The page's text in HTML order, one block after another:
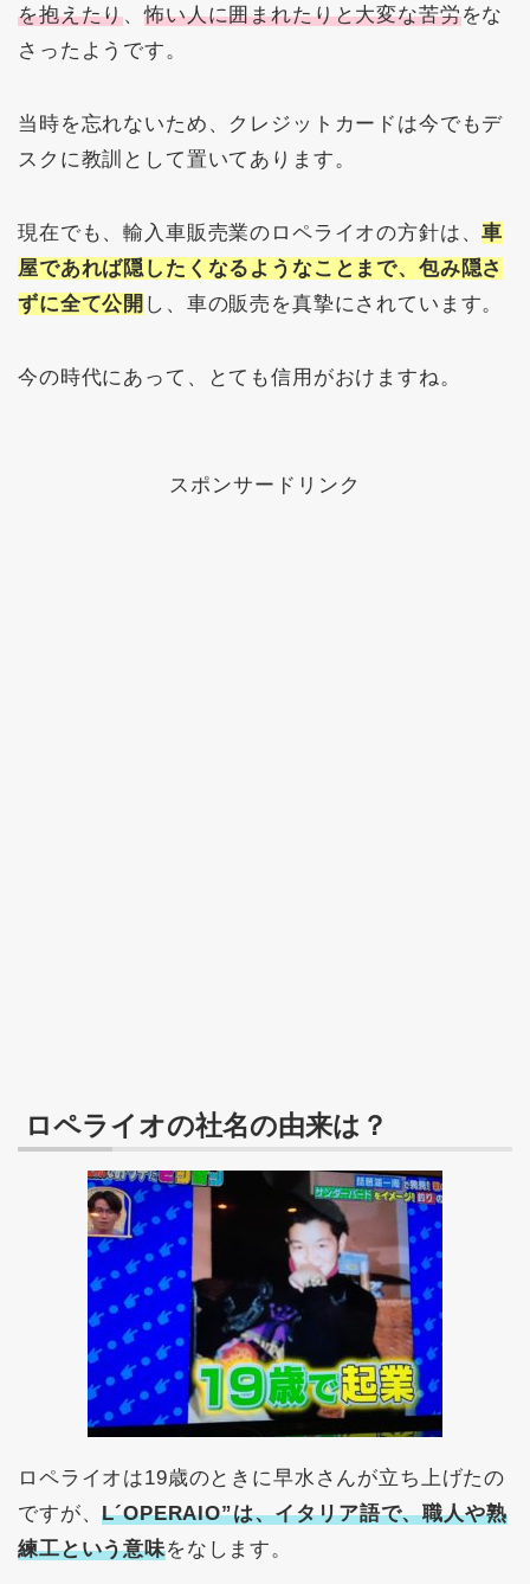
を抱えたり、怖い人に囲まれたりと大変な苦労をな
さったようです。
当時を忘れないため、クレジットカードは今でもデ
スクに教訓として置いてあります。
現在でも、輸入車販売業のロペライオの方針は、車
屋であれば隠したくなるようなことまで、包み隠さ
ずに全て公開 し、車の販売を真摯にされています。
今の時代にあって、とても信用がおけますね。
スポンサードリンク
ロペライオの社名の由来は？
ロペライオは19歳のときに早水さんが立ち上げたの
ですが、L´OPERAIO”は、イタリア語で、職人や熟
練工という意味をなします。